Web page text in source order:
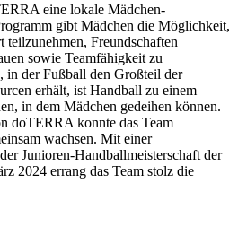
eine lokale Mädchen-
gibt Mädchen die Möglichkeit,
teilzunehmen, Freundschaften
sowie Teamfähigkeit zu
in der Fußball den Großteil der
erhält, ist Handball zu einem
in dem Mädchen gedeihen können.
doTERRA konnte das Team
wachsen. Mit einer
Junioren-Handballmeisterschaft der
2024 errang das Team stolz die